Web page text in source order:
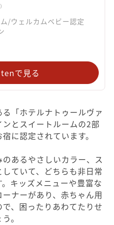
/ウェルカムベビー認定
で見る
「ホテルナトゥールヴァ
とスイートルームの2部
に認定されています。
あるやさしいカラー、ス
ていて、どちらも非日常
キッズメニューや豊富な
ナーがあり、赤ちゃん用
、困ったりあわてたりせ
。